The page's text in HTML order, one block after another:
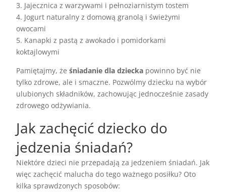
3. Jajecznica z warzywami i pełnoziarnistym tostem
4. Jogurt naturalny z domową granolą i świeżymi
owocami
5. Kanapki z pastą z awokado i pomidorkami
koktajlowymi
Pamiętajmy, żeśniadanie dla dziecka powinno być nie
tylko zdrowe, ale i smaczne. Pozwólmy dziecku na wybór
ulubionych składników, zachowując jednocześnie zasady
zdrowego odżywiania.
Jak zachęcić dziecko do
jedzenia śniadań?
Niektóre dzieci nie przepadają za jedzeniem śniadań. Jak
więc zachęcić malucha do tego ważnego posiłku? Oto
kilka sprawdzonych sposobów: